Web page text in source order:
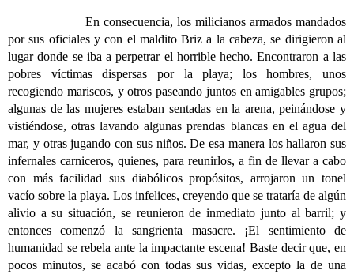
En consecuencia, los milicianos armados mandados
por sus oficiales y con el maldito Briz a la cabeza, se dirigieron al
lugar donde se iba a perpetrar el horrible hecho. Encontraron a las
pobres víctimas dispersas por la playa; los hombres, unos
recogiendo mariscos, y otros paseando juntos en amigables grupos;
algunas de las mujeres estaban sentadas en la arena, peinándose y
vistiéndose, otras lavando algunas prendas blancas en el agua del
mar, y otras jugando con sus niños. De esa manera los hallaron sus
infernales carniceros, quienes, para reunirlos, a fin de llevar a cabo
con más facilidad sus diabólicos propósitos, arrojaron un tonel
vacío sobre la playa. Los infelices, creyendo que se trataría de algún
alivio a su situación, se reunieron de inmediato junto al barril; y
entonces comenzó la sangrienta masacre. ¡El sentimiento de
humanidad se rebela ante la impactante escena! Baste decir que, en
pocos minutos, se acabó con todas sus vidas, excepto la de una